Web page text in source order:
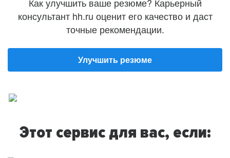
консультант hh.ru оценит его качество и даст
точные рекомендации.
Улучшить резюме
Этот сервис для вас, если: